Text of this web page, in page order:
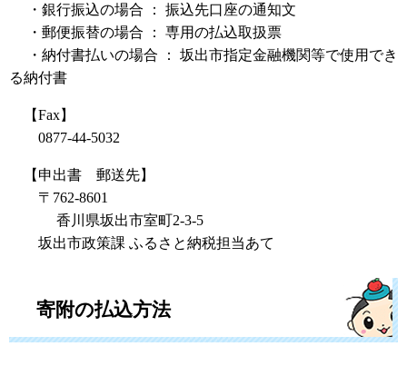
・銀行振込の場合 ： 振込先口座の通知文
・郵便振替の場合 ： 専用の払込取扱票
・納付書払いの場合 ： 坂出市指定金融機関等で使用でき
る納付書
【Fax】
0877-44-5032
【申出書 郵送先】
〒762-8601
香川県坂出市室町2-3-5
坂出市政策課 ふるさと納税担当あて
寄附の払込方法